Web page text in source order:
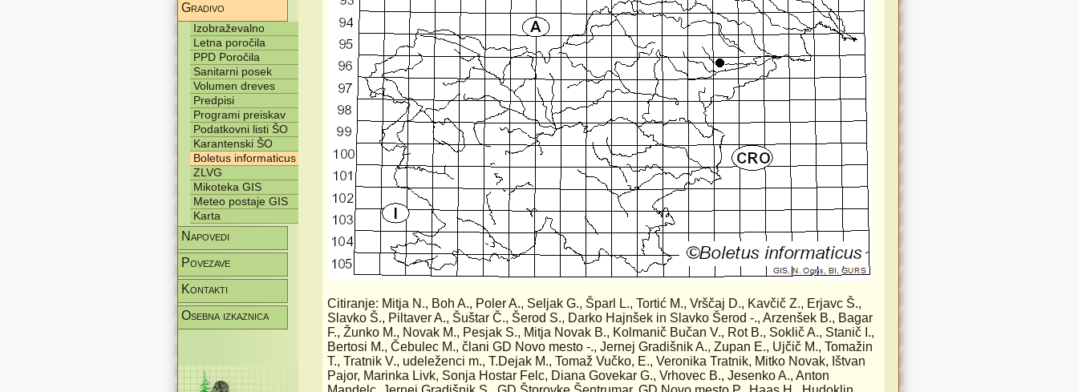
Gradivo
Izobraževalno
Letna poročila
PPD Poročila
Sanitarni posek
Volumen dreves
Predpisi
Programi preiskav
Podatkovni listi ŠO
Karantenski ŠO
Boletus informaticus
ZLVG
Mikoteka GIS
Meteo postaje GIS
Karta
Napovedi
Povezave
Kontakti
Osebna izkaznica
Citiranje: Mitja N., Boh A., Poler A., Seljak G., Šparl L., Tortić M., Vrščaj D., Kavčič Z., Erjavc Š.,
Slavko Š., Piltaver A., Šuštar Č., Šerod S., Darko Hajnšek in Slavko Šerod -., Arzenšek B., Bagar
F., Žunko M., Novak M., Pesjak S., Mitja Novak B., Kolmanič Bučan V., Rot B., Soklič A., Stanič I.,
Bertosi M., Čebulec M., člani GD Novo mesto -., Jernej Gradišnik A., Zupan E., Ujčič M., Tomažin
T., Tratnik V., udeleženci m., T.Dejak M., Tomaž Vučko, E., Veronika Tratnik, Mitko Novak, Ištvan
Pajor, Marinka Livk, Sonja Hostar Felc, Diana Govekar G., Vrhovec B., Jesenko A., Anton